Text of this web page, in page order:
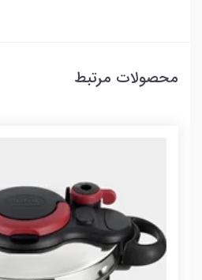
محصولات مرتبط